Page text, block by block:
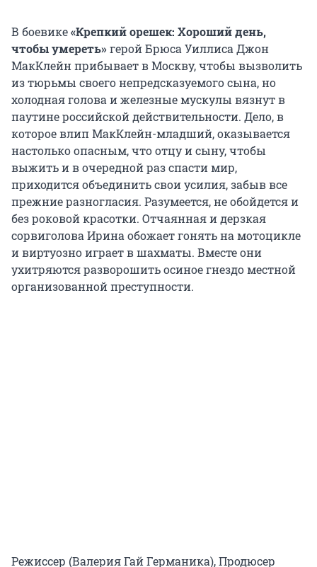
В боевике«Крепкий орешек: Хороший день,
чтобы умереть»герой Брюса Уиллиса Джон
МакКлейн прибывает в Москву, чтобы вызволить
из тюрьмы своего непредсказуемого сына, но
холодная голова и железные мускулы вязнут в
паутине российской действительности. Дело, в
которое влип МакКлейн-младший, оказывается
настолько опасным, что отцу и сыну, чтобы
выжить и в очередной раз спасти мир,
приходится объединить свои усилия, забыв все
прежние разногласия. Разумеется, не обойдется и
без роковой красотки. Отчаянная и дерзкая
сорвиголова Ирина обожает гонять на мотоцикле
и виртуозно играет в шахматы. Вместе они
ухитряются разворошить осиное гнездо местной
организованной преступности.
Режиссер (Валерия Гай Германика), Продюсер